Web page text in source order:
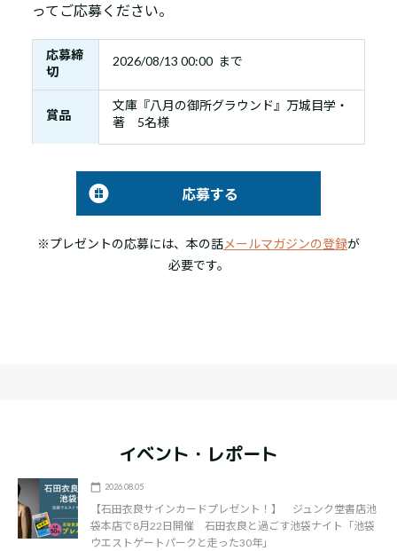
ってご応募ください。
応募締
切
2026/08/13 00:00 まで
賞品
文庫『八月の御所グラウンド』万城目学・
著 5名様
応募する
※プレゼントの応募には、本の話メールマガジンの登録が
必要です。
イベント・レポート
2026.08.05
【石田衣良サインカードプレゼント！】 ジュンク堂書店池
袋本店で8月22日開催 石田衣良と過ごす池袋ナイト「池袋
ウエストゲートパークと走った30年」